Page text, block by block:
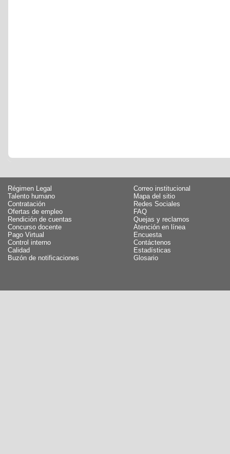
Régimen Legal
Talento humano
Contratación
Ofertas de empleo
Rendición de cuentas
Concurso docente
Pago Virtual
Control interno
Calidad
Buzón de notificaciones
Correo institucional
Mapa del sitio
Redes Sociales
FAQ
Quejas y reclamos
Atención en línea
Encuesta
Contáctenos
Estadísticas
Glosario